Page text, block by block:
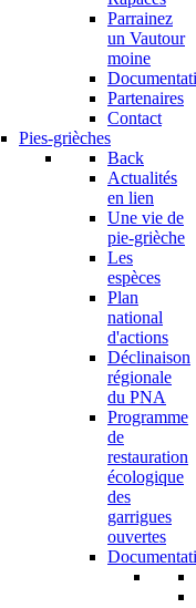
Parrainez
un Vautour
moine
Partenaires
Contact
Pies-grièches
Back
Actualités
en lien
Une vie de
pie-grièche
Les
espèces
Plan
national
d'actions
Déclinaison
régionale
du PNA
Programme
de
restauration
écologique
des
garrigues
ouvertes